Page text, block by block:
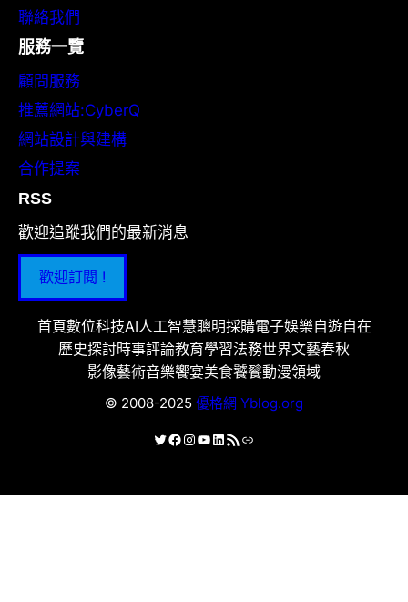
聯絡我們
服務一覽
顧問服務
推薦網站:CyberQ
網站設計與建構
合作提案
RSS
歡迎追蹤我們的最新消息
歡迎訂閱 !
首頁數位科技AI人工智慧聰明採購電子娛樂自遊自在
歷史探討時事評論教育學習法務世界文藝春秋
影像藝術音樂饗宴美食饕餮動漫領域
© 2008-2025 優格網 Yblog.org
X Facebook
Instagram
YouTube
LinkedIn
RSS 資訊提供連結